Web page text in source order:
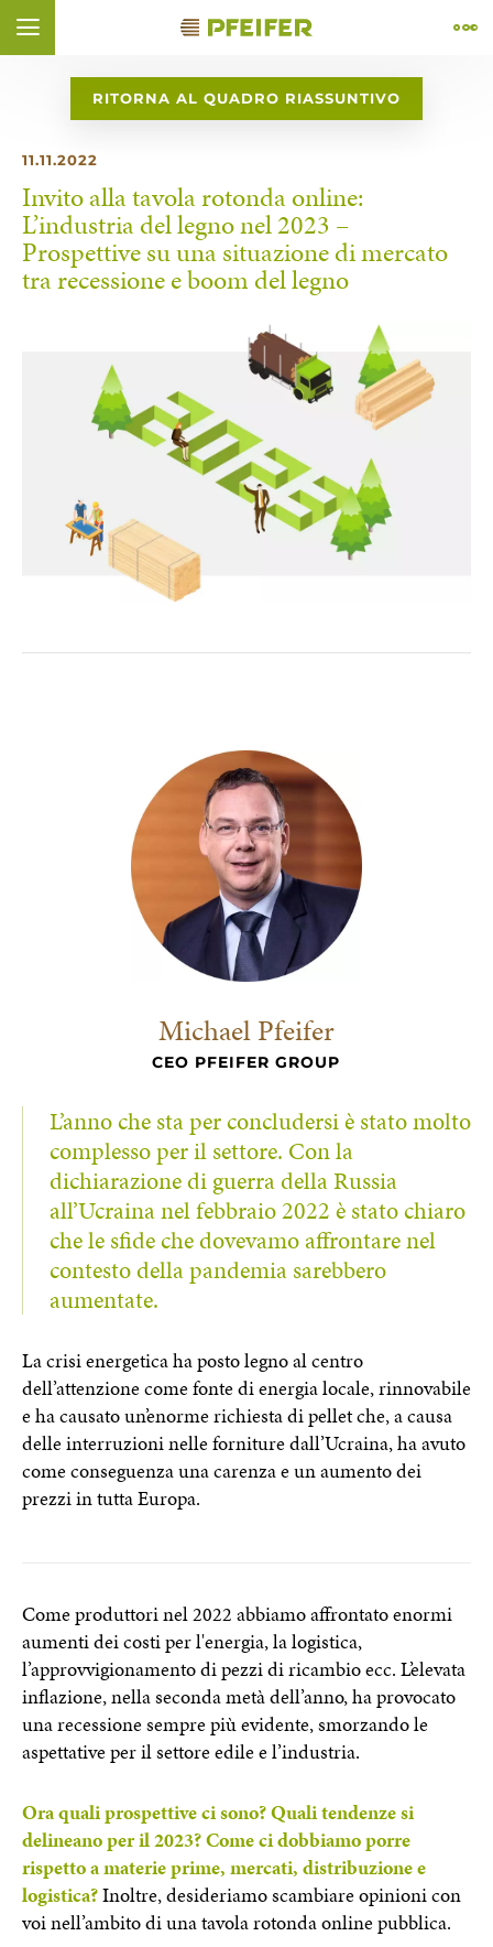
Vai al contenuto ( Control + Option+ 1)
Vai al piè di pagina ( Control + Option+ 2)
Vai alla navigazione ( Control + Option
Vai alla ricerca ( Control + Option+ 4)
Apri il widget di accessibilità (Control + Option
Vai alla dichiarazione di accessibilità (Control + Option
RITORNA AL QUADRO RIASSUNTIVO
11.11.2022
Invito alla tavola rotonda online:
L’industria del legno nel 2023 –
Prospettive su una situazione di mercato
tra recessione e boom del legno
Michael Pfeifer
CEO PFEIFER GROUP
L’anno che sta per concludersi è stato molto
complesso per il settore. Con la
dichiarazione di guerra della Russia
all’Ucraina nel febbraio 2022 è stato chiaro
che le sfide che dovevamo affrontare nel
contesto della pandemia sarebbero
aumentate.
La crisi energetica ha posto legno al centro
dell’attenzione come fonte di energia locale, rinnovabile
e ha causato un’enorme richiesta di pellet che, a causa
delle interruzioni nelle forniture dall’Ucraina, ha avuto
come conseguenza una carenza e un aumento dei
prezzi in tutta Europa.
Come produttori nel 2022 abbiamo affrontato enormi
aumenti dei costi per l'energia, la logistica,
l’approvvigionamento di pezzi di ricambio ecc. L’elevata
inflazione, nella seconda metà dell’anno, ha provocato
una recessione sempre più evidente, smorzando le
aspettative per il settore edile e l’industria.
Ora quali prospettive ci sono? Quali tendenze si
delineano per il 2023? Come ci dobbiamo porre
rispetto a materie prime, mercati, distribuzione e
logistica?Inoltre, desideriamo scambiare opinioni con
voi nell’ambito di una tavola rotonda online pubblica.